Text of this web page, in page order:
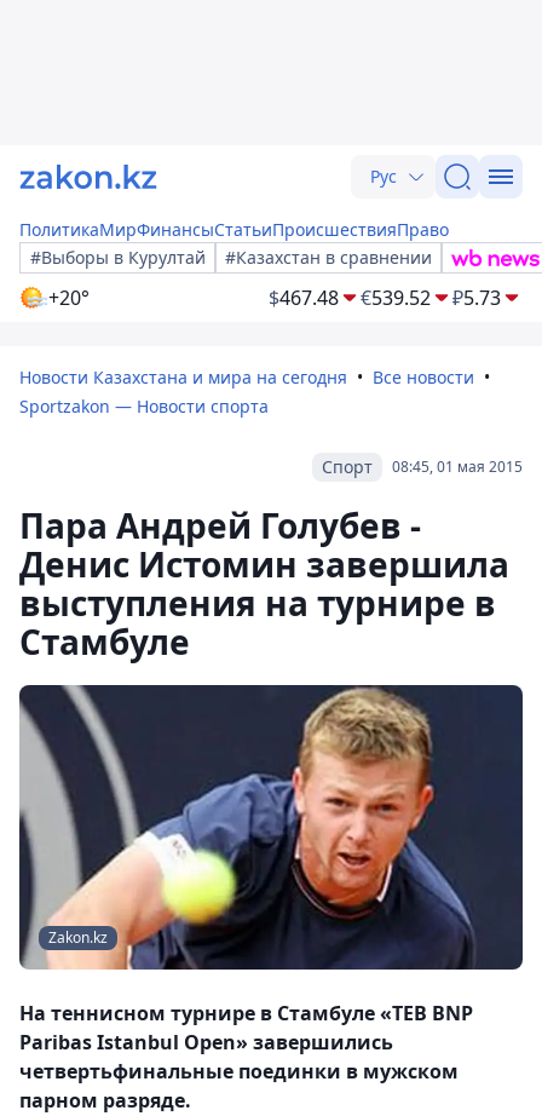
Рус
ПолитикаМирФинансыСтатьиПроисшествияПраво
#Выборы в Курултай
#Казахстан в сравнении
+20° $467.48 €539.52 ₽5.73
Новости Казахстана и мира на сегодня
Все новости
Sportzakon — Новости спорта
08:45, 01 мая 2015
Спорт
Пара Андрей Голубев -
Денис Истомин завершила
выступления на турнире в
Стамбуле
Zakon.kz
На теннисном турнире в Стамбуле «TEB BNP
Paribas Istanbul Open» завершились
четвертьфинальные поединки в мужском
парном разряде.